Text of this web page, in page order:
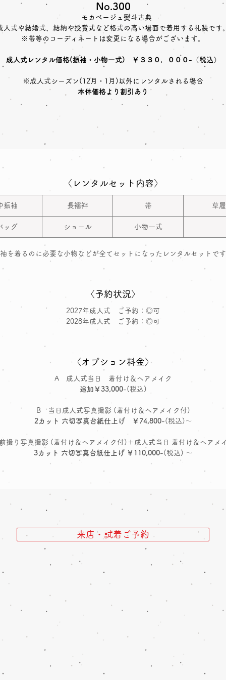
No.300
モカベージュ熨斗古典
人式や結婚式、結納や授賞式など格式の高い場面で着用する礼装です
※帯等のコーディネートは変更になる場合がございます。
成人式レンタル価格(振袖・小物一式) ￥３３０，０００-（税込）
※成人式シーズン(12月・1月)以外にレンタルされる場合
本体価格より割引あり
〈レンタルセット内容〉
振袖 長襦袢 帯 草履
ッグ ショール 小物一式
を着るのに必要な小物などが全てセットになったレンタルセットで
〈予約状況〉
2027年成人式 ご予約：◎可
2028年成人式 ご予約：◎可
〈オプション料金〉
A 成人式当日 着付け＆ヘアメイク
追加￥33,000-(税込)
B 当日成人式写真撮影 (着付け＆ヘアメイク付)
2カット 六切写真台紙仕上げ ￥74,800-(税込)～
撮り写真撮影 (着付け＆ヘアメイク付)＋成人式当日 着付け＆ヘアメ
3カット 六切写真台紙仕上げ ￥110,000-(税込) ～
来店・試着ご予約